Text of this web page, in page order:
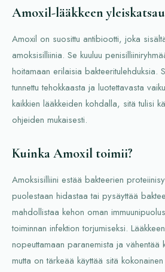
Amoxil-lääkkeen
Amoxil on suosittu antibiootti, joka
amoksisilliinia. Se kuuluu
hoitamaan erilaisia bakteeritulehduksia.
tunnettu tehokkaasta ja luotettavasta
kaikkien lääkkeiden kohdalla, sitä tulisi
ohjeiden mukaisesti.
Kuinka Amoxil toimii?
Amoksisilliini estää bakteerien
puolestaan hidastaa tai pysäyttää
mahdollistaa kehon oman
toiminnan infektion torjumiseksi.
nopeuttamaan paranemista ja vähentää
mutta on tärkeää käyttää sitä